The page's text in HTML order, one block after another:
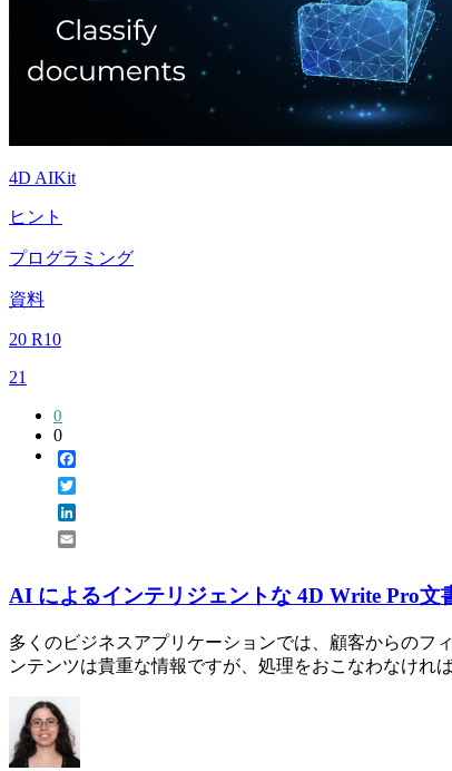
4D AIKit
ヒント
プログラミング
資料
20 R10
21
0
0
AI によるインテリジェントな 4D Write Pro文
多くのビジネスアプリケーションでは、顧客からのフ
ンテンツは貴重な情報ですが、処理をおこなわなけれ